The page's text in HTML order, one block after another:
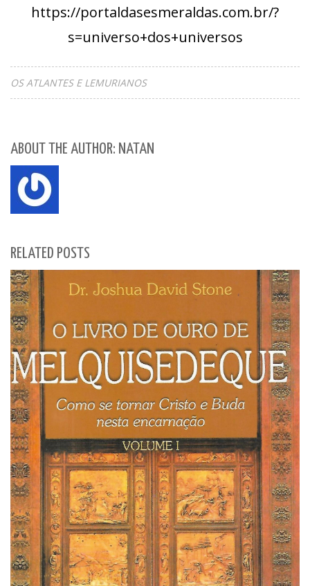
https://portaldasesmeraldas.com.br/?
s=universo+dos+universos
OS ATLANTES E LEMURIANOS
ABOUT THE AUTHOR: NATAN
RELATED POSTS